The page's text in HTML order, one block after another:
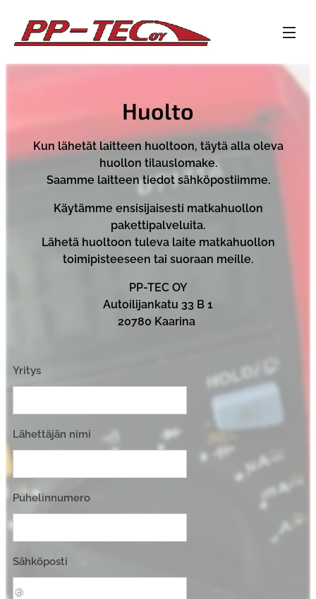
Huolto
Kun lähetät laitteen huoltoon, täytä alla oleva
huollon tilauslomake.
Saamme laitteen tiedot sähköpostiimme.
Käytämme ensisijaisesti matkahuollon
pakettipalveluita.
Lähetä huoltoon tuleva laite matkahuollon
toimipisteeseen tai suoraan meille.
PP-TEC OY
Autoilijankatu 33 B 1
20780 Kaarina
Yritys
Lähettäjän nimi
Puhelinnumero
Sähköposti